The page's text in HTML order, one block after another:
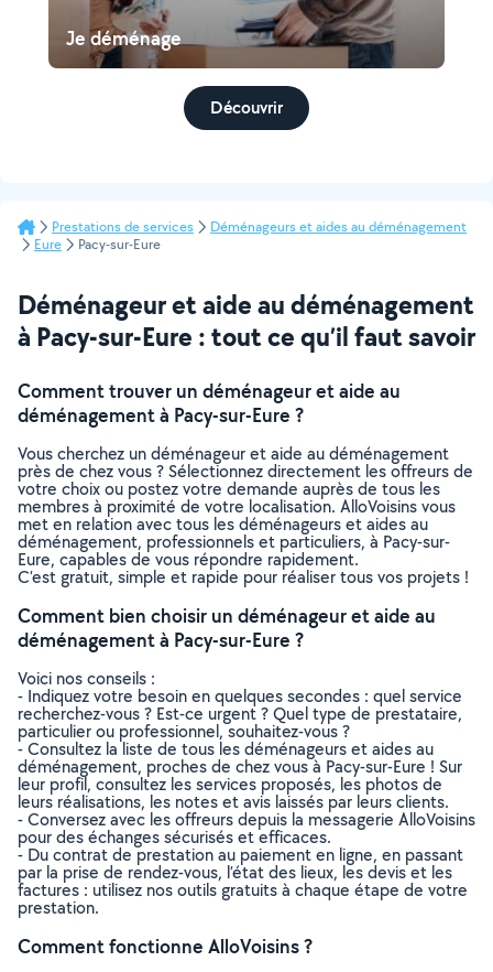
Je déménage
Découvrir
Prestations de services
Déménageurs et aides au déménagement
Eure
Pacy-sur-Eure
Déménageur et aide au déménagement
à Pacy-sur-Eure : tout ce qu’il faut savoir
Comment trouver un déménageur et aide au
déménagement à Pacy-sur-Eure ?
Vous cherchez un déménageur et aide au déménagement
près de chez vous ? Sélectionnez directement les offreurs de
votre choix ou postez votre demande auprès de tous les
membres à proximité de votre localisation. AlloVoisins vous
met en relation avec tous les déménageurs et aides au
déménagement, professionnels et particuliers, à Pacy-sur-
Eure, capables de vous répondre rapidement.
C’est gratuit, simple et rapide pour réaliser tous vos projets !
Comment bien choisir un déménageur et aide au
déménagement à Pacy-sur-Eure ?
Voici nos conseils :
- Indiquez votre besoin en quelques secondes : quel service
recherchez-vous ? Est-ce urgent ? Quel type de prestataire,
particulier ou professionnel, souhaitez-vous ?
- Consultez la liste de tous les déménageurs et aides au
déménagement, proches de chez vous à Pacy-sur-Eure ! Sur
leur profil, consultez les services proposés, les photos de
leurs réalisations, les notes et avis laissés par leurs clients.
- Conversez avec les offreurs depuis la messagerie AlloVoisins
pour des échanges sécurisés et efficaces.
- Du contrat de prestation au paiement en ligne, en passant
par la prise de rendez-vous, l’état des lieux, les devis et les
factures : utilisez nos outils gratuits à chaque étape de votre
prestation.
Comment fonctionne AlloVoisins ?